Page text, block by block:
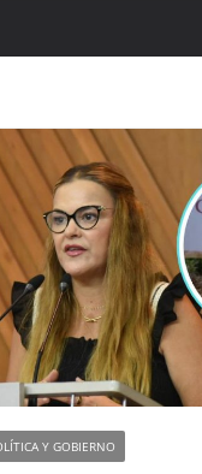
Y GOBIERNO